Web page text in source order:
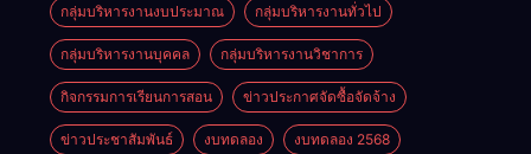
กลุ่มบริหารงานงบประมาณ กลุ่มบริหารงานทั่วไป
กลุ่มบริหารงานบุคคล กลุ่มบริหารงานวิชาการ
กิจกรรมการเรียนการสอน ข่าวประกาศจัดซื้อจัดจ้าง
ข่าวประชาสัมพันธ์ งบทดลอง งบทดลอง 2568